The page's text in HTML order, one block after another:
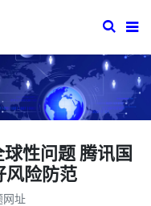
性问题 腾讯国
风险防范
网址